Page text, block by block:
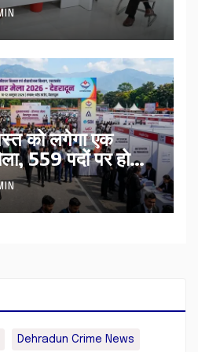
को लगेगा एक
559 पदों पर होगी
Dehradun Crime News